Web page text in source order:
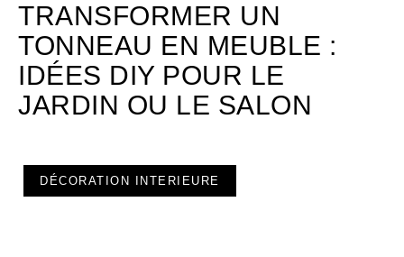
TRANSFORMER UN
TONNEAU EN MEUBLE :
IDÉES DIY POUR LE
JARDIN OU LE SALON
DÉCORATION INTERIEURE